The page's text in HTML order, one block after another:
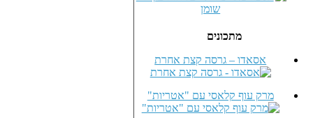
מתכונים
אסאדו – גרסה קצת אחרת
מרק עוף קלאסי עם "אטריות"